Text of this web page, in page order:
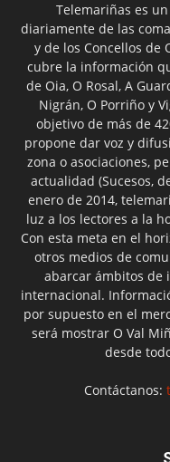
Telemariñas es
diariamente de las
y de los Concellos de
cubre la información
de Oia, O Rosal, A
Nigrán, O Porriño y
objetivo de más de
propone dar voz y
zona o asociaciones,
actualidad (Sucesos,
enero de 2014,
luz a los lectores a la
Con esta meta en el
otros medios de
abarcar ámbitos de
internacional.
por supuesto en el
será mostrar O Val
desde
Contáctanos: